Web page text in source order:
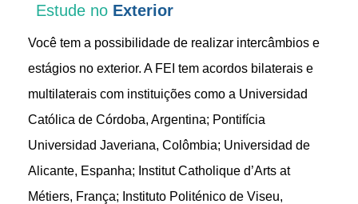
Estude no Exterior
Você tem a possibilidade de realizar intercâmbios e
estágios no exterior. A FEI tem acordos bilaterais e
multilaterais com instituições como a Universidad
Católica de Córdoba, Argentina; Pontifícia
Universidad Javeriana, Colômbia; Universidad de
Alicante, Espanha; Institut Catholique d’Arts at
Métiers, França; Instituto Politénico de Viseu,